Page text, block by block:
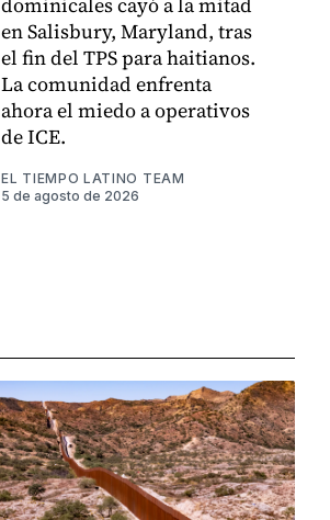
en Salisbury, Maryland, tras
el fin del TPS para haitianos.
La comunidad enfrenta
ahora el miedo a operativos
de ICE.
EL TIEMPO LATINO TEAM
5 de agosto de 2026